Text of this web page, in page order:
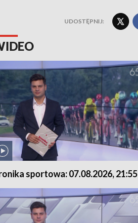
UDOSTĘPNIJ:
sportowa: 07.08.2026, 21:55